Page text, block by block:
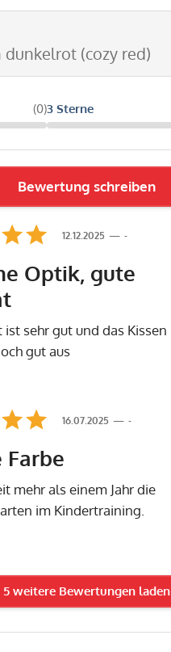
dunkelrot (cozy red)
(0)3 Sterne
Bewertung schreiben
-
12.12.2025
Optik, gute
sehr gut und das Kissen
gut aus
-
16.07.2025
Farbe
mehr als einem Jahr die
im Kindertraining.
5 weitere Bewertungen laden